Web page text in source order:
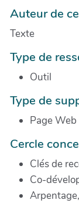
Auteur de
Texte
Type de
Outil
Type de
Page Web
Cercle
Clés de
Co-